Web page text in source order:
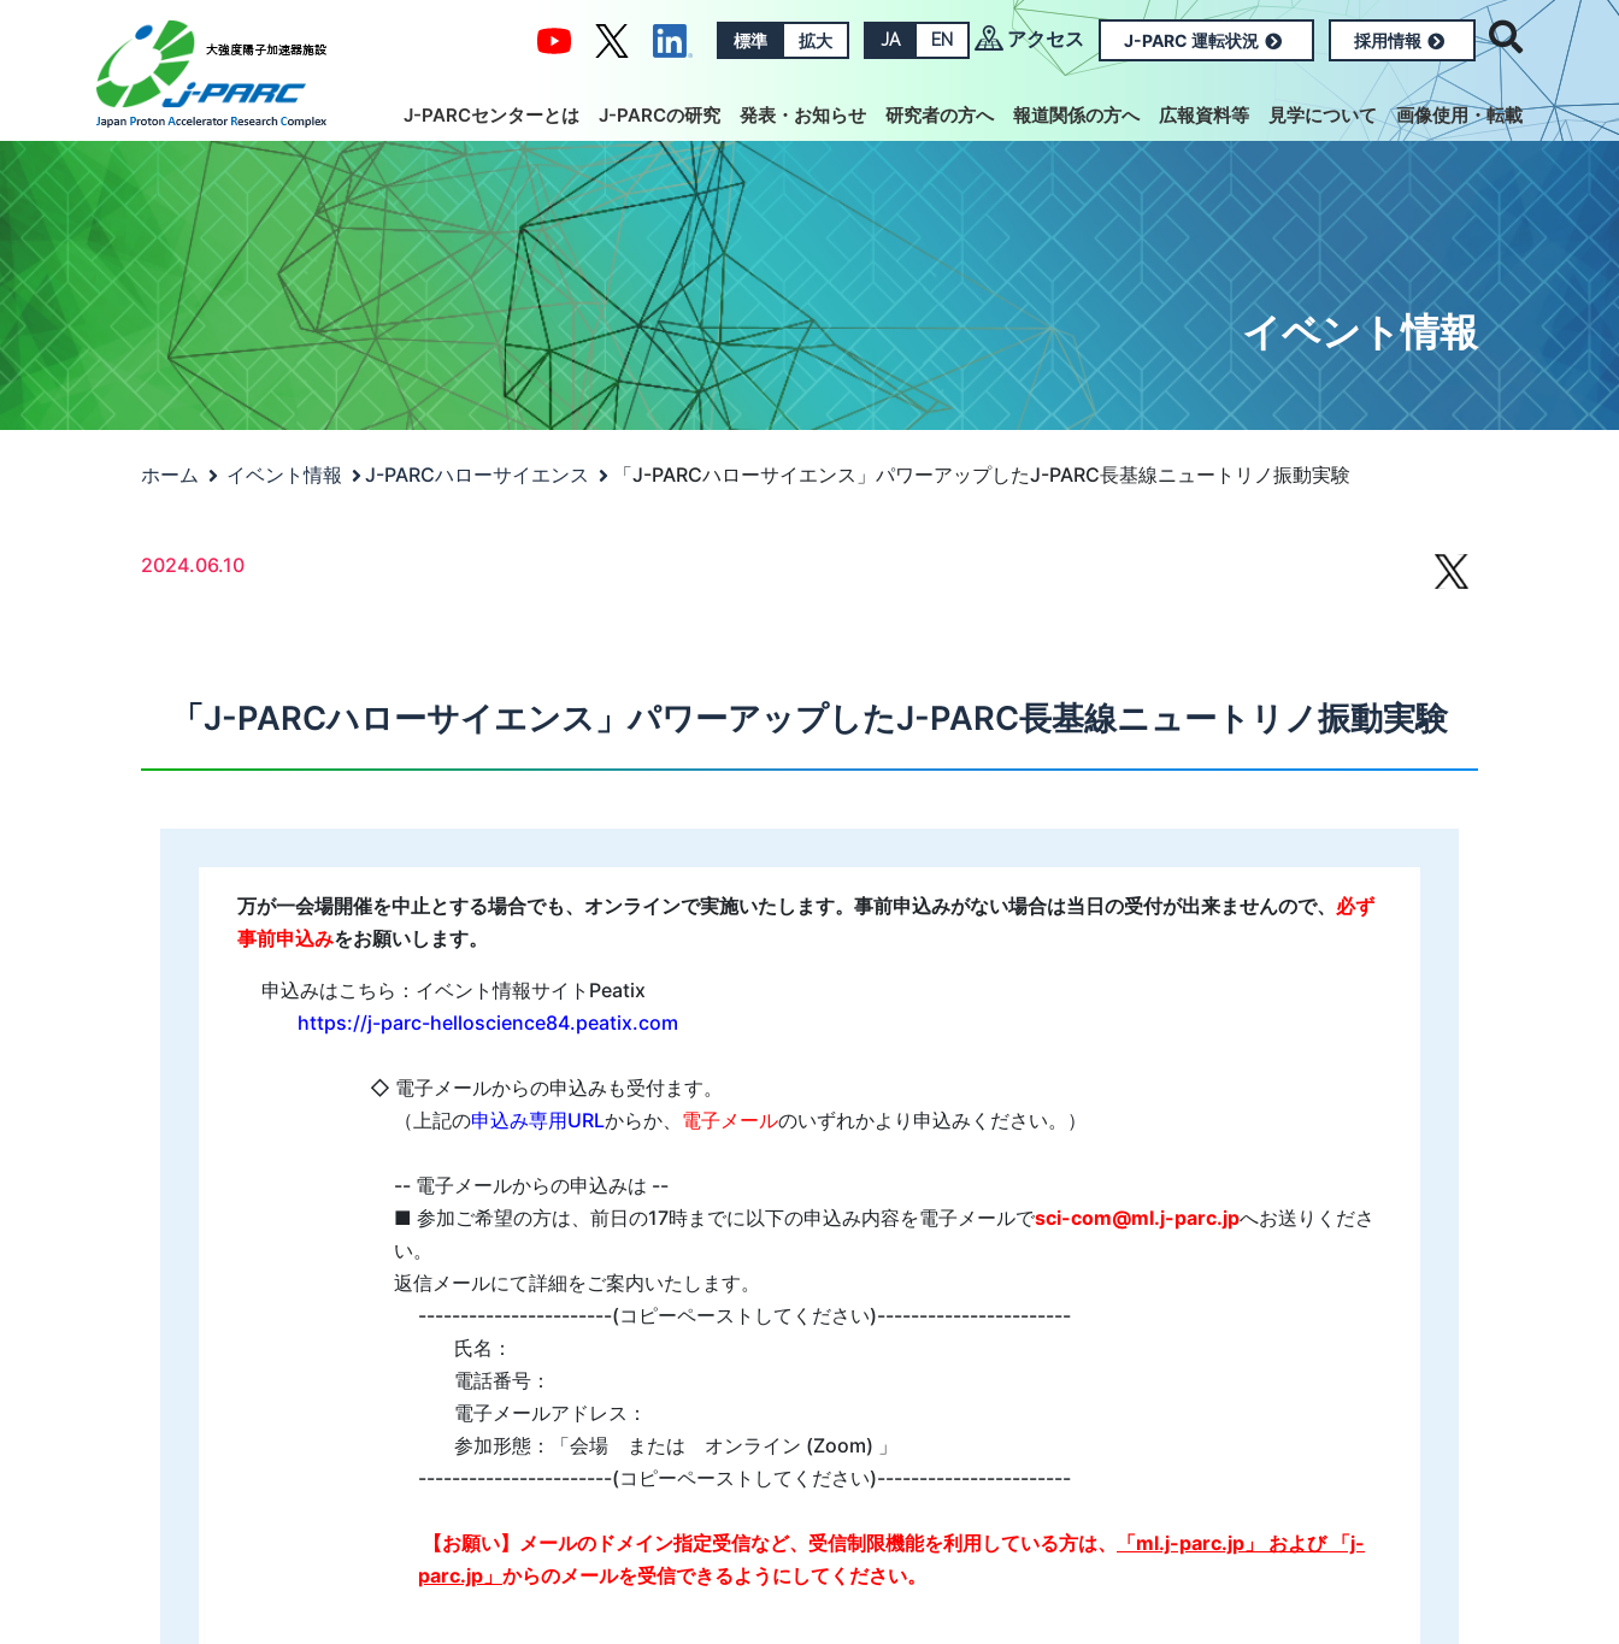
標準 拡大 JA EN アクセス J-PARC 運転状況 採用情報
J-PARCセンターとは J-PARCの研究 発表・お知らせ 研究者の方へ 報道関係の方へ 広報資料等 見学について 画像使用・転載
イベント情報
ホーム イベント情報 J-PARCハローサイエンス 「J-PARCハローサイエンス」パワーアップしたJ-PARC長基線ニュートリノ振動実験
2024.06.10
「J-PARCハローサイエンス」パワーアップしたJ-PARC長基線ニュートリノ振動実験
万が一会場開催を中止とする場合でも、オンラインで実施いたします。事前申込みがない場合は当日の受付が出来ませんので、 必ず
事前申込みをお願いします。
申込みはこちら：イベント情報サイトPeatix
https://j-parc-helloscience84.peatix.com
◇ 電子メールからの申込みも受付ます。
（上記の申込み専用URLからか、 電子メールのいずれかより申込みください。）
-- 電子メールからの申込みは --
■ 参加ご希望の方は、前日の17時までに以下の申込み内容を電子メールでsci-com@ml.j-parc.jpへお送りくださ
い。
返信メールにて詳細をご案内いたします。
-----------------------(コピーペーストしてください)-----------------------
氏名：
電話番号：
電子メールアドレス：
参加形態：「会場 または オンライン (Zoom) 」
-----------------------(コピーペーストしてください)-----------------------
【お願い】メールのドメイン指定受信など、受信制限機能を利用している方は、
「ml.j-parc.jp」 および 「j-
parc.jp」 からのメールを受信できるようにしてください。